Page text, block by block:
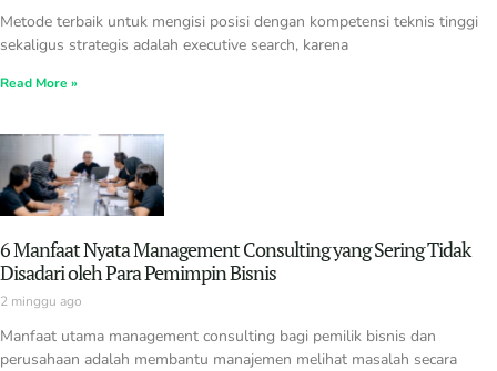
Metode terbaik untuk mengisi posisi dengan kompetensi teknis tinggi
sekaligus strategis adalah executive search, karena
Read More »
6 Manfaat Nyata Management Consulting yang Sering Tidak
Disadari oleh Para Pemimpin Bisnis
2 minggu ago
Manfaat utama management consulting bagi pemilik bisnis dan
perusahaan adalah membantu manajemen melihat masalah secara